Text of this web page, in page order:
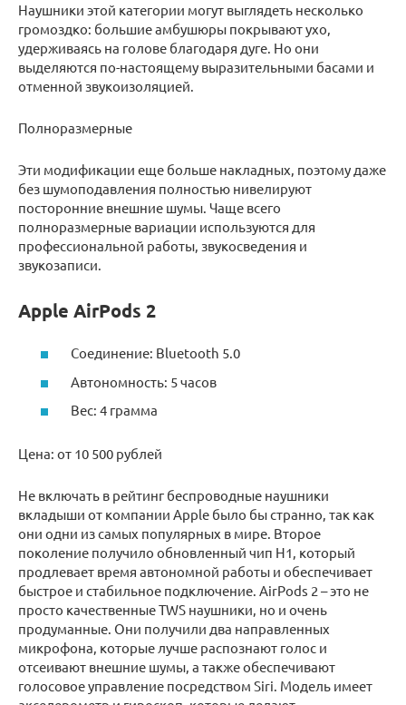
Наушники этой категории могут выглядеть несколько
громоздко: большие амбушюры покрывают ухо,
удерживаясь на голове благодаря дуге. Но они
выделяются по-настоящему выразительными басами и
отменной звукоизоляцией.
Полноразмерные
Эти модификации еще больше накладных, поэтому даже
без шумоподавления полностью нивелируют
посторонние внешние шумы. Чаще всего
полноразмерные вариации используются для
профессиональной работы, звукосведения и
звукозаписи.
Apple AirPods 2
Соединение: Bluetooth 5.0
Автономность: 5 часов
Вес: 4 грамма
Цена: от 10 500 рублей
Не включать в рейтинг беспроводные наушники
вкладыши от компании Apple было бы странно, так как
они одни из самых популярных в мире. Второе
поколение получило обновленный чип H1, который
продлевает время автономной работы и обеспечивает
быстрое и стабильное подключение. AirPods 2 – это не
просто качественные TWS наушники, но и очень
продуманные. Они получили два направленных
микрофона, которые лучше распознают голос и
отсеивают внешние шумы, а также обеспечивают
голосовое управление посредством Siri. Модель имеет